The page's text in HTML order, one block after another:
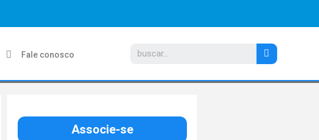
Fale conosco
Associe-se